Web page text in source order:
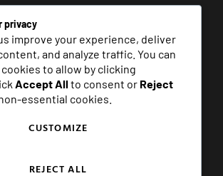
privacy
improve your experience, deliver
and analyze traffic. You can
to allow by clicking
Accept Allto consent or Reject
essential cookies.
CUSTOMIZE
REJECT ALL